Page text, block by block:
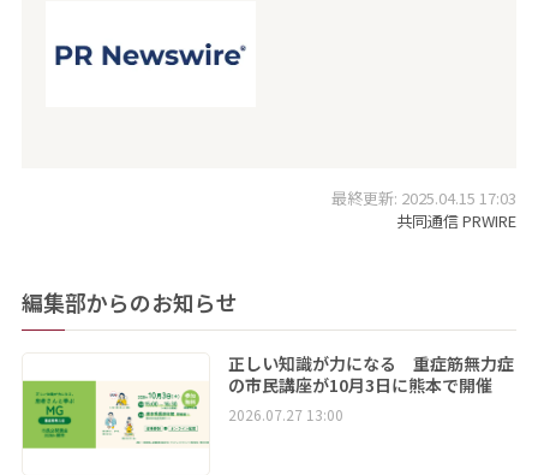
最終更新: 2025.04.15 17:03
共同通信 PRWIRE
編集部からのお知らせ
正しい知識が力になる 重症筋無力症
の市民講座が10月3日に熊本で開催
2026.07.27 13:00